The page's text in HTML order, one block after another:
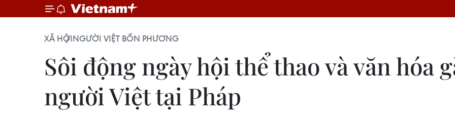
XÃ HỘINGƯỜI VIỆT BỐN PHƯƠNG
Sôi động ngày hội thể thao và văn hóa
người Việt tại Pháp